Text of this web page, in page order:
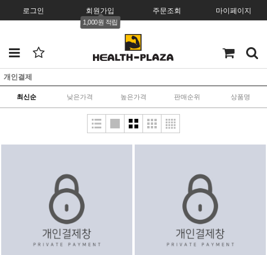
로그인 회원가입
1,000원 적립
주문조회 마이페이지
개인결제
최신순 낮은가격 높은가격 판매순위 상품명